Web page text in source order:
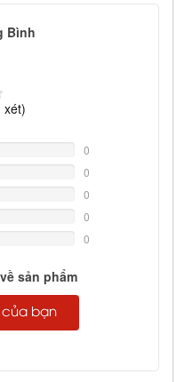
Bình
xét)
0
0
0
0
0
sản phẩm
của bạn